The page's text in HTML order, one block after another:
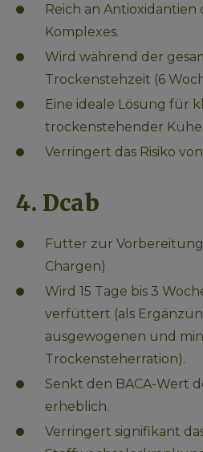
Reich an Antioxidantien
Komplexes.
Wird während der
Trockenstehzeit (6
Eine ideale Lösung für
trockenstehender Kühe.
Verringert das Risiko
4. Dcab
Futter zur
Chargen)
Wird 15 Tage bis 3
verfüttert (als
ausgewogenen und
Trockensteherration).
Senkt den BACA-Wert
erheblich.
Verringert signifikant